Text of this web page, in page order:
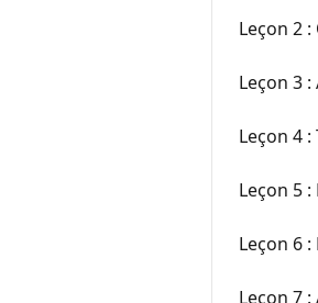
Leçon 2
Leçon 3
Leçon 4
Leçon 5
Leçon 6
Leçon 7